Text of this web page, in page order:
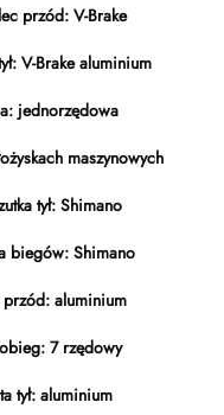
przód: V-Brake
V-Brake aluminium
jednorzędowa
maszynowych
tył: Shimano
biegów: Shimano
przód: aluminium
7 rzędowy
tył: aluminium